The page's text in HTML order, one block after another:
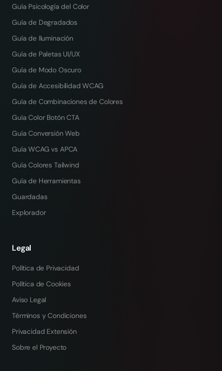
Guía Psicología del Color
Guía de Degradados
Guía de Iluminación
Guía de Paletas UI/UX
Guía de Modo Oscuro
Guía de Accesibilidad WCAG
Guía de Combinaciones de Colores
Guía Color Botón CTA
Guía Conversión Web
Guía WCAG vs APCA
Guía Colores Tailwind
Guía de Herramientas
Guardadas
Explorador
Legal
Política de Privacidad
Política de Cookies
Aviso Legal
Términos y Condiciones
Privacidad Extensión
Sobre el Proyecto